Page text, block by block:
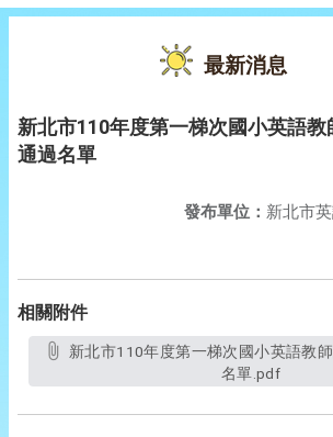
最新消息
新北市110年度第一梯次國小英語教
通過名單
發布單位： 新北市
相關附件
名單.pdf